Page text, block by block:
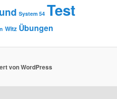
System 54 Test
Witz Übungen
von WordPress